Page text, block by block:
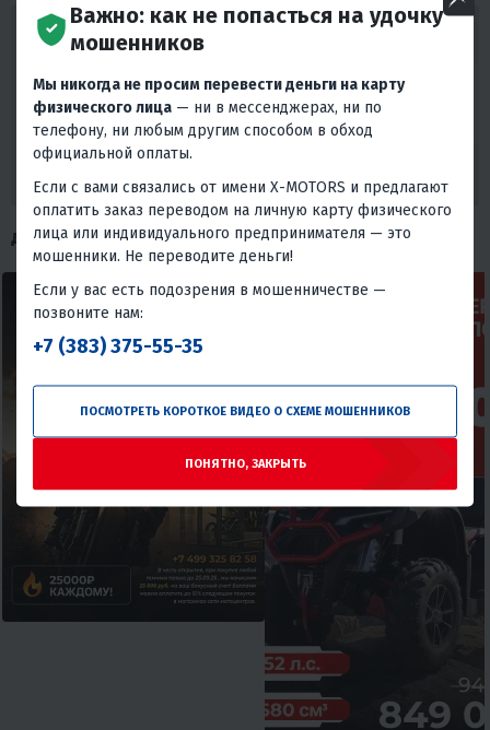
ГАРАНТИРУЕМ ЛУЧШИЕ ЦЕНЫ! ВЕРНЕМ 110%
ЕСЛИ НАЙДЕТЕ ДЕШЕВЛЕ! ДАЖЕ ПОСЛЕ
ПОКУПКИ!
Мы гарантируем, что наши цены будут наилучшими на рынке, и
хотим убедиться, что вы получаете лучшее предложение. Ваше
удовлетворение и доверие - наша главная цель.
ДРУГИЕ АКЦИИ
Важно: как не попасться на удочку
мошенников
Мы никогда не просим перевести деньги на карту
физического лица — ни в мессенджерах, ни по
телефону, ни любым другим способом в обход
официальной оплаты.
Если с вами связались от имени X-MOTORS и предлагают
оплатить заказ переводом на личную карту физического
лица или индивидуального предпринимателя — это
мошенники. Не переводите деньги!
Если у вас есть подозрения в мошенничестве —
позвоните нам:
+7 (383) 375-55-35
ПОСМОТРЕТЬ КОРОТКОЕ ВИДЕО О СХЕМЕ МОШЕННИКОВ
ПОНЯТНО, ЗАКРЫТЬ